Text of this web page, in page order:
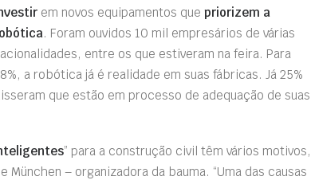
em novos equipamentos que priorizem a
. Foram ouvidos 10 mil empresários de várias
entre os que estiveram na feira. Para
a robótica já é realidade em suas fábricas. Já 25%
que estão em processo de adequação de suas
” para a construção civil têm vários motivos,
– organizadora da bauma. “Uma das causas